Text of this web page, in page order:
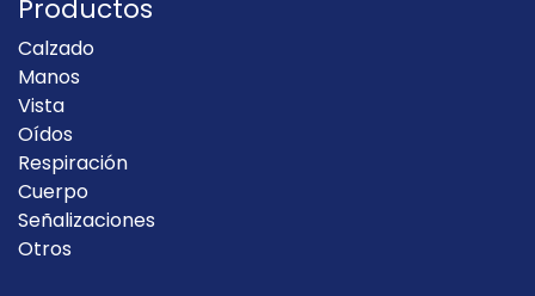
Productos
Calzado
Manos
Vista
Oídos
Respiración
Cuerpo
Señalizaciones
Otros